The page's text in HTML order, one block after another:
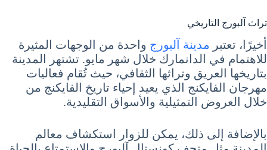
تراث آلبورج التاريخي
أخيرًا، تعتبر مدينة آلبورج واحدة من الوجهات المثيرة
للاهتمام في الدانمارك خلال شهر مايو. تشتهر المدينة
بتاريخها العريق وتراثها الثقافي، حيث تُقام فعاليات
مهرجان الفايكنج الذي يعيد إحياء تاريخ الفايكنج من
خلال العروض التمثيلية والأسواق التقليدية.
بالإضافة إلى ذلك، يمكن للزوار استكشاف معالم